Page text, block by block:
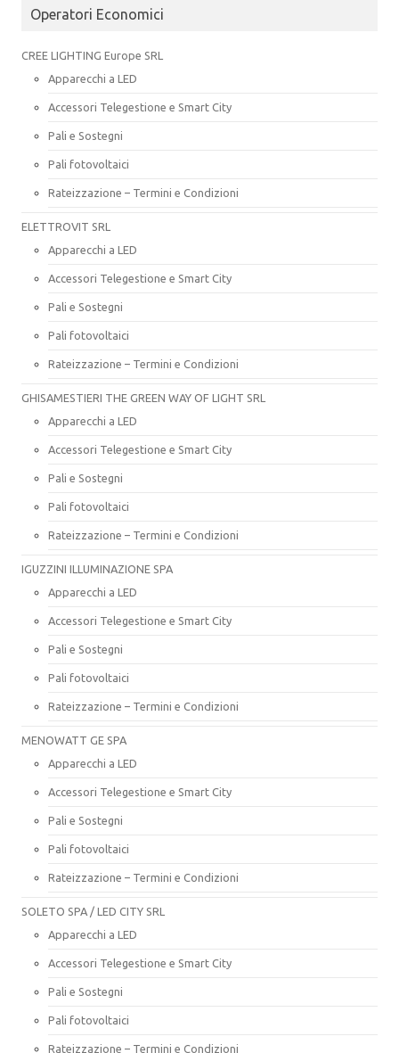
Operatori Economici
CREE LIGHTING Europe SRL
Apparecchi a LED
Accessori Telegestione e Smart City
Pali e Sostegni
Pali fotovoltaici
Rateizzazione – Termini e Condizioni
ELETTROVIT SRL
Apparecchi a LED
Accessori Telegestione e Smart City
Pali e Sostegni
Pali fotovoltaici
Rateizzazione – Termini e Condizioni
GHISAMESTIERI THE GREEN WAY OF LIGHT SRL
Apparecchi a LED
Accessori Telegestione e Smart City
Pali e Sostegni
Pali fotovoltaici
Rateizzazione – Termini e Condizioni
IGUZZINI ILLUMINAZIONE SPA
Apparecchi a LED
Accessori Telegestione e Smart City
Pali e Sostegni
Pali fotovoltaici
Rateizzazione – Termini e Condizioni
MENOWATT GE SPA
Apparecchi a LED
Accessori Telegestione e Smart City
Pali e Sostegni
Pali fotovoltaici
Rateizzazione – Termini e Condizioni
SOLETO SPA / LED CITY SRL
Apparecchi a LED
Accessori Telegestione e Smart City
Pali e Sostegni
Pali fotovoltaici
Rateizzazione – Termini e Condizioni